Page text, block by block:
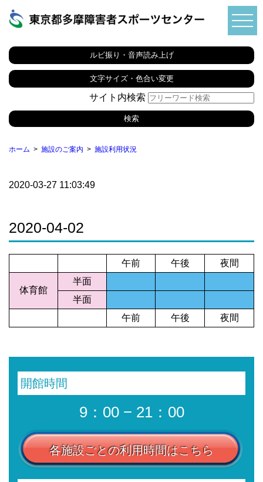
ルビ振り・音声読み上げ
文字サイズ・色合い変更
サイト内検索
ホーム 施設のご案内 施設利用状況
2020-03-27 11:03:49
2020-04-02
午前 午後 夜間
体育館
半面
半面
午前
午後 夜間
開館時間
9：00 − 21：00
各施設ごとの利用時間はこちら